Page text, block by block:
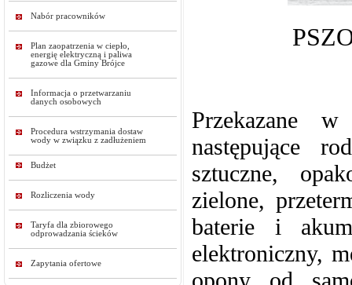
Nabór pracowników
Plan zaopatrzenia w ciepło,
energię elektryczną i paliwa
gazowe dla Gminy Brójce
Informacja o przetwarzaniu
danych osobowych
Procedura wstrzymania dostaw
wody w związku z zadłużeniem
Budżet
Rozliczenia wody
Taryfa dla zbiorowego
odprowadzania ścieków
Zapytania ofertowe
Przekazane
następujące
sztuczne,
zielone,
baterie i
elektroniczny,
opony od